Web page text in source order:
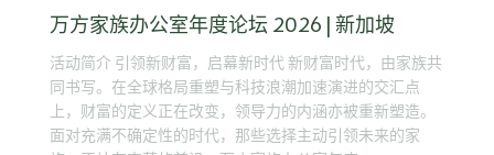
万方家族办公室年度论坛 2026 | 新加坡
活动简介 引领新财富，启幕新时代 新财富时代，由家族共
同书写。在全球格局重塑与科技浪潮加速演进的交汇点
上，财富的定义正在改变，领导力的内涵亦被重新塑造。
面对充满不确定性的时代，那些选择主动引领未来的家